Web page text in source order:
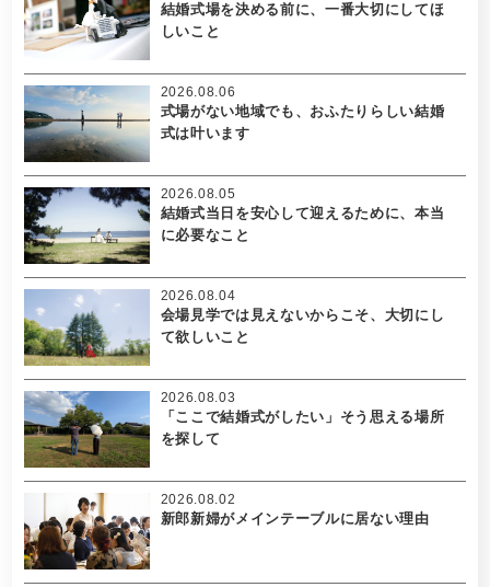
結婚式場を決める前に、一番大切にしてほ
しいこと
式場がない地域でも、おふたりらしい結婚
式は叶います
2026.08.06
結婚式当日を安心して迎えるために、本当
に必要なこと
2026.08.05
会場見学では見えないからこそ、大切にし
て欲しいこと
2026.08.04
「ここで結婚式がしたい」そう思える場所
を探して
2026.08.03
新郎新婦がメインテーブルに居ない理由
2026.08.02